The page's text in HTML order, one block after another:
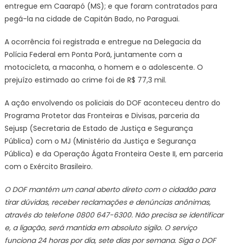
entregue em Caarapó (MS); e que foram contratados para
pegá-la na cidade de Capitán Bado, no Paraguai.
A ocorrência foi registrada e entregue na Delegacia da
Polícia Federal em Ponta Porã, juntamente com a
motocicleta, a maconha, o homem e o adolescente. O
prejuízo estimado ao crime foi de R$ 77,3 mil.
A ação envolvendo os policiais do DOF aconteceu dentro do
Programa Protetor das Fronteiras e Divisas, parceria da
Sejusp (Secretaria de Estado de Justiça e Segurança
Pública) com o MJ (Ministério da Justiça e Segurança
Pública) e da Operação Ágata Fronteira Oeste II, em parceria
com o Exército Brasileiro.
O DOF mantém um canal aberto direto com o cidadão para
tirar dúvidas, receber reclamações e denúncias anônimas,
através do telefone 0800 647-6300. Não precisa se identificar
e, a ligação, será mantida em absoluto sigilo. O serviço
funciona 24 horas por dia, sete dias por semana. Siga o DOF